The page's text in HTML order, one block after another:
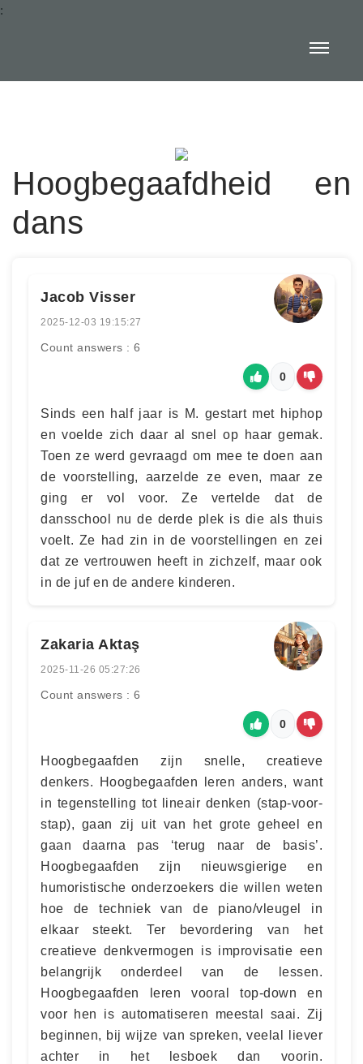
:
Hoogbegaafdheid en
dans
Jacob Visser
2025-12-03 19:15:27
Count answers : 6
0
Sinds een half jaar is M. gestart met hiphop
en voelde zich daar al snel op haar gemak.
Toen ze werd gevraagd om mee te doen aan
de voorstelling, aarzelde ze even, maar ze
ging er vol voor. Ze vertelde dat de
dansschool nu de derde plek is die als thuis
voelt. Ze had zin in de voorstellingen en zei
dat ze vertrouwen heeft in zichzelf, maar ook
in de juf en de andere kinderen.
Zakaria Aktaş
2025-11-26 05:27:26
Count answers : 6
0
Hoogbegaafden zijn snelle, creatieve
denkers. Hoogbegaafden leren anders, want
in tegenstelling tot lineair denken (stap-voor-
stap), gaan zij uit van het grote geheel en
gaan daarna pas ‘terug naar de basis’.
Hoogbegaafden zijn nieuwsgierige en
humoristische onderzoekers die willen weten
hoe de techniek van de piano/vleugel in
elkaar steekt. Ter bevordering van het
creatieve denkvermogen is improvisatie een
belangrijk onderdeel van de lessen.
Hoogbegaafden leren vooral top-down en
voor hen is automatiseren meestal saai. Zij
beginnen, bij wijze van spreken, veelal liever
achter in het lesboek dan voorin.